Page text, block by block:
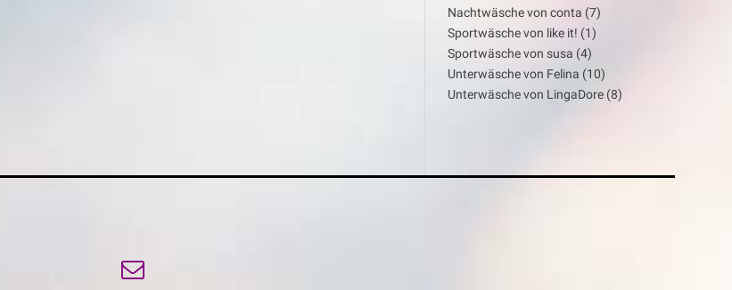
Nachtwäsche von conta (7)
Sportwäsche von like it! (1)
Sportwäsche von susa (4)
Unterwäsche von Felina (10)
Unterwäsche von LingaDore (8)